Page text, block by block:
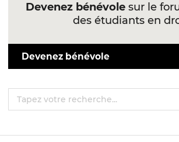
Devenez bénévolesur le
des étudiants en
Devenez bénévole